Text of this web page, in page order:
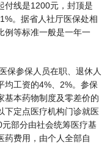
付线是1200元，封顶是
。据省人社厅医保处相
例等标准一般是一年一
参保人员在职、退休人
均工资的4%、2%。参保
基本药物制度及零差价的
下定点医疗机构门诊就医
部分由社会统筹医疗基
药费用，由个人全部自